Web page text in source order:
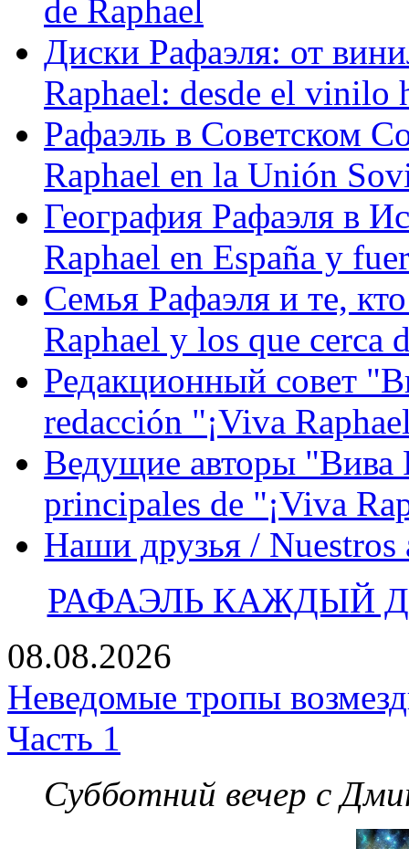
de Raphael
Диски Рафаэля: от
Raphael: desde el vinilo
Рафаэль в Советском
Raphael en la Unión
География Рафаэля в
Raphael en España y
Семья Рафаэля и те,
Raphael y los que cerca
Редакционный совет
redacción "¡Viva
Ведущие авторы "Вива
principales de "¡Viva
Наши друзья / Nuestros
РАФАЭЛЬ КАЖДЫЙ
08.08.2026
Неведомые тропы
Часть 1
Субботний вечер с